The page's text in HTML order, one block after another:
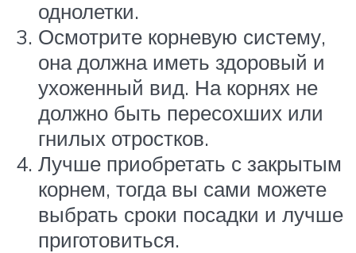
однолетки.
Осмотрите корневую систему,
она должна иметь здоровый и
ухоженный вид. На корнях не
должно быть пересохших или
гнилых отростков.
Лучше приобретать с закрытым
корнем, тогда вы сами можете
выбрать сроки посадки и лучше
приготовиться.